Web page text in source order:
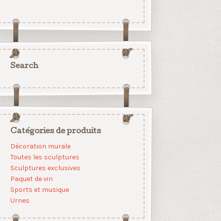
Search
Catégories de produits
Décoration murale
Toutes les sculptures
Sculptures exclusives
Paquet de vin
Sports et musique
Urnes